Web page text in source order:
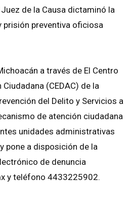
de la Causa dictaminó la
prisión preventiva oficiosa
a través de El Centro
(CEDAC) de la
del Delito y Servicios a
de atención ciudadana
unidades administrativas
pone a disposición de la
de denuncia
y teléfono 4433225902.